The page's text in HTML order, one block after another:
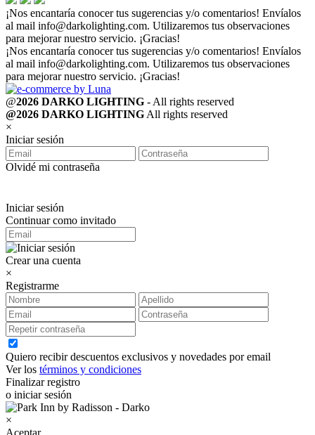
¡Nos encantaría conocer tus sugerencias y/o comentarios! Envíalos
al mail info@darkolighting.com. Utilizaremos tus observaciones
para mejorar nuestro servicio. ¡Gracias!
¡Nos encantaría conocer tus sugerencias y/o comentarios! Envíalos
al mail info@darkolighting.com. Utilizaremos tus observaciones
para mejorar nuestro servicio. ¡Gracias!
@2026 DARKO LIGHTING - All rights reserved
@2026 DARKO LIGHTING All rights reserved
×
Iniciar sesión
Olvidé mi contraseña
Iniciar sesión
Continuar como invitado
Crear una cuenta
×
Registrarme
Quiero recibir descuentos exclusivos y novedades por email
Ver los términos y condiciones
Finalizar registro
o iniciar sesión
×